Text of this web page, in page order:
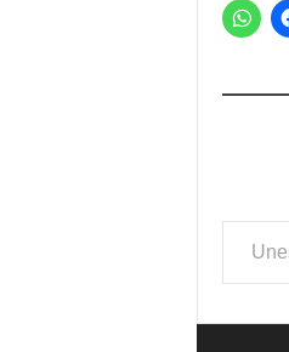
Type your email…